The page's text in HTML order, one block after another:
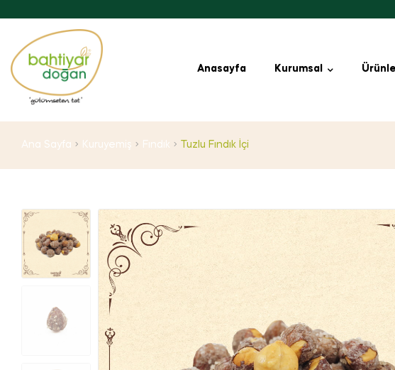
Anasayfa Kurumsal
Ana Sayfa Kuruyemiş Fındık Tuzlu Fındık İçi